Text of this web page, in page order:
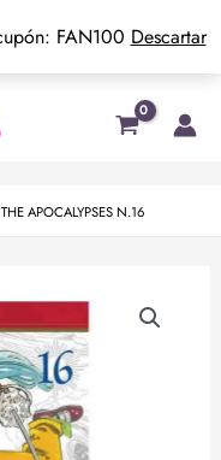
FAN100 Descartar
APOCALYPSES N.16